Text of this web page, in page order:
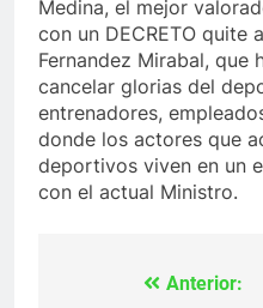
Medina, el mejor
con un DECRETO quite
Fernandez Mirabal, que
cancelar glorias del
entrenadores,
donde los actores que
deportivos viven en un
con el actual Ministro.
Navegación
Anterior: